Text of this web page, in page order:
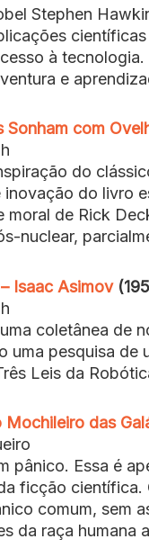
Stephen
à
e
Sonham com
do
inovação do livro
moral de Rick
nuclear,
Isaac Asimov
coletânea de
uma pesquisa de
Leis da
Mochileiro das
pânico. Essa é
ficção científica.
comum, sem
da raça humana